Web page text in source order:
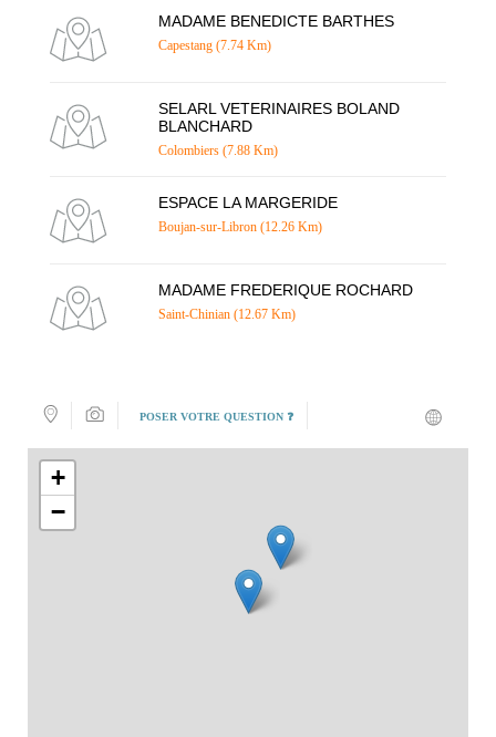
MADAME BENEDICTE BARTHES
Capestang (7.74 Km)
SELARL VETERINAIRES BOLAND
BLANCHARD
Colombiers (7.88 Km)
ESPACE LA MARGERIDE
Boujan-sur-Libron (12.26 Km)
MADAME FREDERIQUE ROCHARD
Saint-Chinian (12.67 Km)
POSER VOTRE QUESTION ❓
+
−